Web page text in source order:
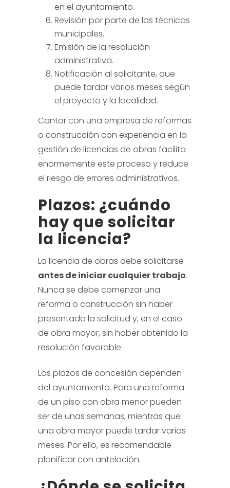
en el ayuntamiento.
Revisión por parte de los técnicos
municipales.
Emisión de la resolución
administrativa.
Notificación al solicitante, que
puede tardar varios meses según
el proyecto y la localidad.
Contar con una empresa de reformas
o construcción con experiencia en la
gestión de licencias de obras facilita
enormemente este proceso y reduce
el riesgo de errores administrativos.
Plazos: ¿cuándo
hay que solicitar
la licencia?
La licencia de obras debe solicitarse
antes de iniciar cualquier trabajo.
Nunca se debe comenzar una
reforma o construcción sin haber
presentado la solicitud y, en el caso
de obra mayor, sin haber obtenido la
resolución favorable.
Los plazos de concesión dependen
del ayuntamiento. Para una reforma
de un piso con obra menor pueden
ser de unas semanas, mientras que
una obra mayor puede tardar varios
meses. Por ello, es recomendable
planificar con antelación.